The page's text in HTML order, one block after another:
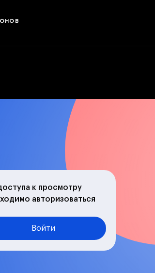
к просмотру
авторизоваться
Войти